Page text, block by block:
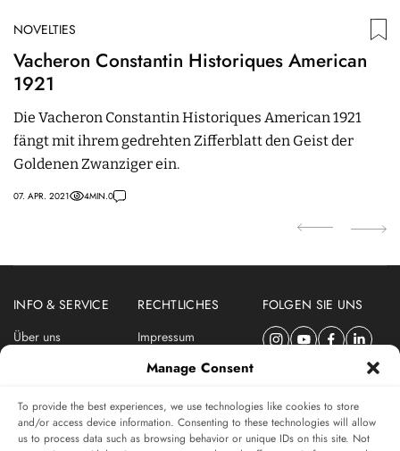
Manage Consent
To provide the best experiences, we use technologies like cookies to store
and/or access device information. Consenting to these technologies will allow
us to process data such as browsing behavior or unique IDs on this site. Not
NOVELTIES
Vacheron Constantin Historiques American
1921
Die Vacheron Constantin Historiques American 1921
fängt mit ihrem gedrehten Zifferblatt den Geist der
Goldenen Zwanziger ein.
07. APR. 2021 4MIN.0
INFO & SERVICE
Über uns
RECHTLICHES
Impressum
Datenschutzerklärung
FOLGEN SIE UNS
ABONNIEREN SIE DEN SWISSWATCHES NEWSLETTER
Das unabhängige Magazin für Uhren-Connaisseurs